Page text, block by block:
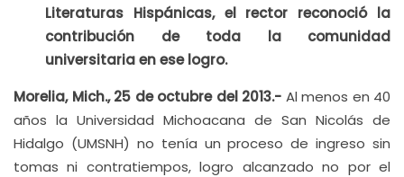
Literaturas Hispánicas, el rector reconoció la
contribución de toda la comunidad
universitaria en ese logro.
Morelia, Mich., 25 de octubre del 2013.- Al menos en 40
años la Universidad Michoacana de San Nicolás de
Hidalgo (UMSNH) no tenía un proceso de ingreso sin
tomas ni contratiempos, logro alcanzado no por el